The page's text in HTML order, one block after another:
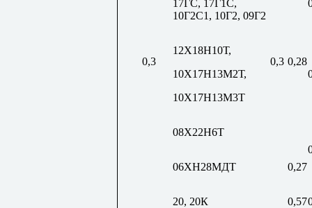
0,3 0,3
17ГС, 17Г1С,
10Г2С1, 10Г2, 09Г2
0,28
12Х18Н10Т,
10Х17Н13М2Т,
10Х17Н13М3Т
08Х22Н6Т
06ХН28МДТ
0,27
20, 20К 0,57